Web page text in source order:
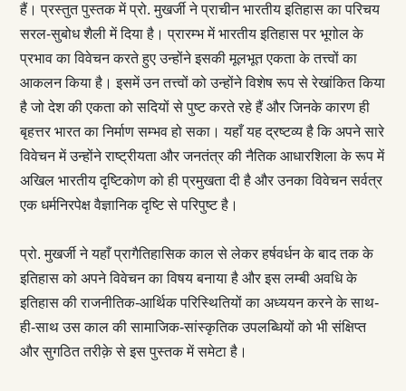
हैं। प्रस्तुत पुस्तक में प्रो. मुखर्जी ने प्राचीन भारतीय इतिहास का परिचय
सरल-सुबोध शैली में दिया है। प्रारम्भ में भारतीय इतिहास पर भूगोल के
प्रभाव का विवेचन करते हुए उन्होंने इसकी मूलभूत एकता के तत्त्वों का
आकलन किया है। इसमें उन तत्त्वों को उन्होंने विशेष रूप से रेखांकित किया
है जो देश की एकता को सदियों से पुष्ट करते रहे हैं और जिनके कारण ही
बृहत्तर भारत का निर्माण सम्भव हो सका। यहाँ यह द्रष्टव्य है कि अपने सारे
विवेचन में उन्होंने राष्ट्रीयता और जनतंत्र की नैतिक आधारशिला के रूप में
अखिल भारतीय दृष्टिकोण को ही प्रमुखता दी है और उनका विवेचन सर्वत्र
एक धर्मनिरपेक्ष वैज्ञानिक दृष्टि से परिपुष्ट है।
प्रो. मुखर्जी ने यहाँ प्रागैतिहासिक काल से लेकर हर्षवर्धन के बाद तक के
इतिहास को अपने विवेचन का विषय बनाया है और इस लम्बी अवधि के
इतिहास की राजनीतिक-आर्थिक परिस्थितियों का अध्ययन करने के साथ-
ही-साथ उस काल की सामाजिक-सांस्कृतिक उपलब्धियों को भी संक्षिप्त
और सुगठित तरीक़े से इस पुस्तक में समेटा है।